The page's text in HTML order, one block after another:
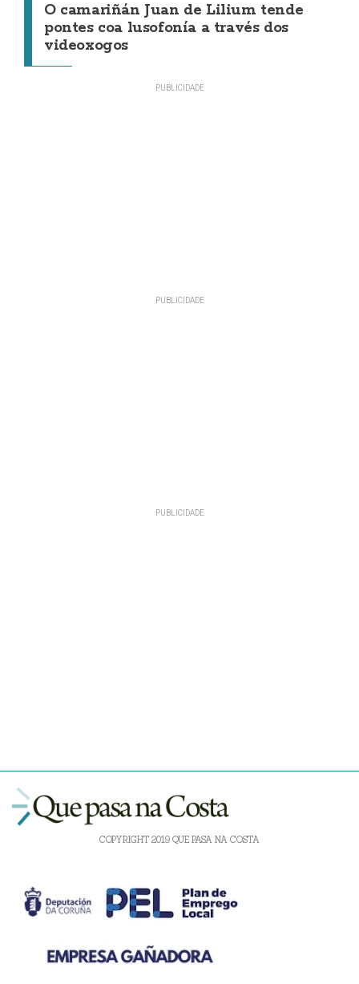
O camariñán Juan de Lilium tende
pontes coa lusofonía a través dos
videoxogos
COPYRIGHT 2019 QUE PASA NA COSTA